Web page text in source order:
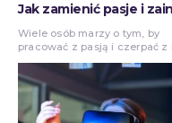
Jak zamienić pasje i
Wiele osób marzy o tym, by
pracować z pasją i czerpać z